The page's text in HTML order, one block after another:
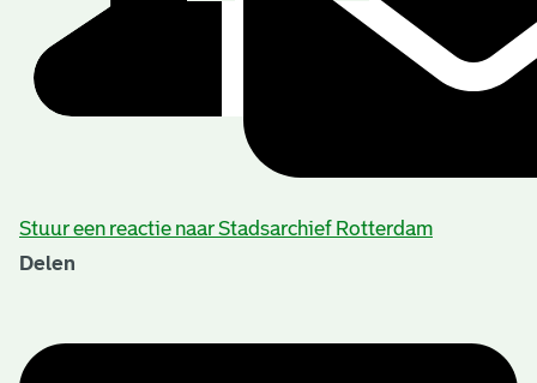
Stuur een reactie naar Stadsarchief Rotterdam
Delen